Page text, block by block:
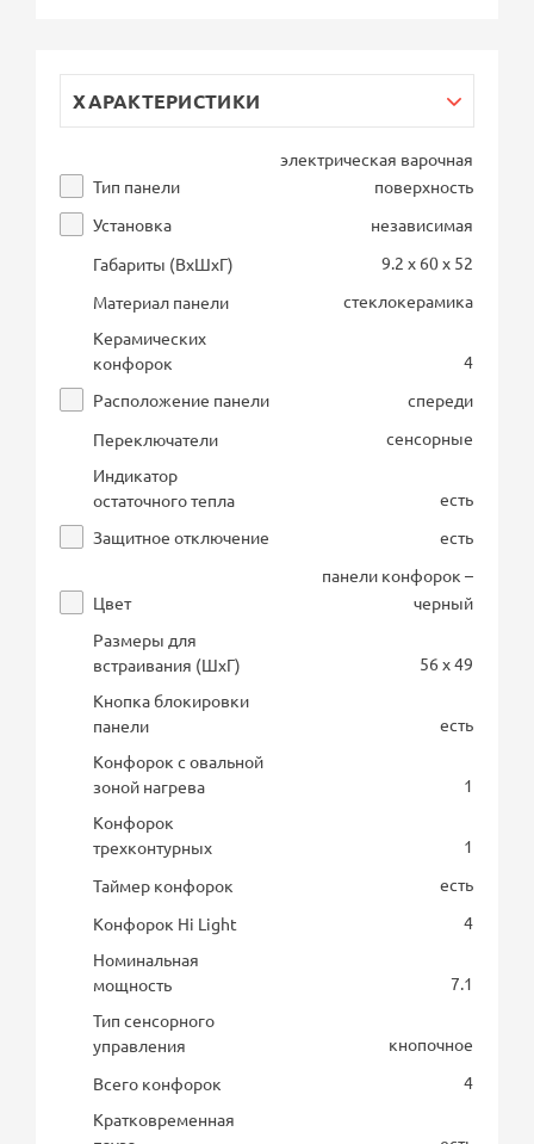
ХАРАКТЕРИСТИКИ
Тип панели
электрическая варочная
поверхность
Установка
независимая
Габариты (ВхШхГ)
9.2 x 60 x 52
Материал панели
стеклокерамика
Керамических
конфорок
4
Расположение панели
спереди
Переключатели
сенсорные
Индикатор
остаточного тепла
есть
Защитное отключение
есть
Цвет
панели конфорок –
черный
Размеры для
встраивания (ШхГ)
56 x 49
Кнопка блокировки
панели
есть
Конфорок с овальной
зоной нагрева
1
Конфорок
трехконтурных
1
Таймер конфорок
есть
Конфорок Hi Light
4
Номинальная
мощность
7.1
Тип сенсорного
управления
кнопочное
Всего конфорок
4
Кратковременная